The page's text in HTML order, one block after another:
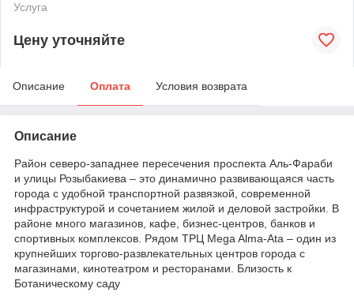
Услуга
Цену уточняйте
Описание Оплата Условия возврата
Описание
Район северо-западнее пересечения проспекта Аль-Фараби
и улицы Розыбакиева – это динамично развивающаяся часть
города с удобной транспортной развязкой, современной
инфраструктурой и сочетанием жилой и деловой застройки. В
районе много магазинов, кафе, бизнес-центров, банков и
спортивных комплексов. Рядом ТРЦ Mega Alma-Ata – один из
крупнейших торгово-развлекательных центров города с
магазинами, кинотеатром и ресторанами. Близость к
Ботаническому саду